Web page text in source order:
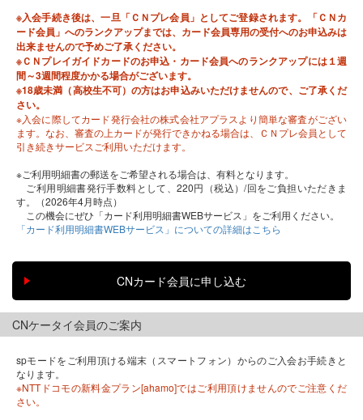
※入会手続き後は、一旦「ＣＮプレ会員」としてご登録されます。「ＣＮカ
ード会員」へのランクアップまでは、カード会員専用の受付へのお申込みは
出来ませんので予めご了承ください。
※ＣＮプレイガイドカードのお申込・カード会員へのランクアップには１週
間～3週間程度かかる場合がございます。
※18歳未満（高校生不可）の方はお申込みいただけませんので、ご了承くだ
さい。
※入会に際してカード発行会社の株式会社アプラスより簡単な審査がござい
ます。なお、審査の上カードが発行できかねる場合は、ＣＮプレ会員として
引き続きサービスご利用いただけます。
※ご利用明細書の郵送をご希望される場合は、有料となります。
ご利用明細書発行手数料として、220円（税込）/回をご負担いただきま
す。（2026年4月時点）
この機会にぜひ「カード利用明細書WEBサービス」をご利用ください。
「カード利用明細書WEBサービス」についての詳細はこちら
CNケータイ会員のご案内
spモードをご利用頂ける端末（スマートフォン）からのご入会お手続きと
なります。
※NTTドコモの新料金プラン[ahamo]ではご利用頂けませんのでご注意くだ
さい。